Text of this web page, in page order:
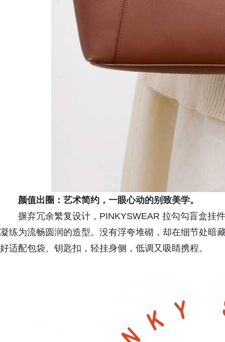
颜值出圈：艺术简约，一眼心动的别致美学。
摒弃冗余繁复设计，PINKYSWEAR 拉勾勾盲盒挂
凝练为流畅圆润的造型。没有浮夸堆砌，却在细节处
好适配包袋、钥匙扣，轻挂身侧，低调又吸睛携程。